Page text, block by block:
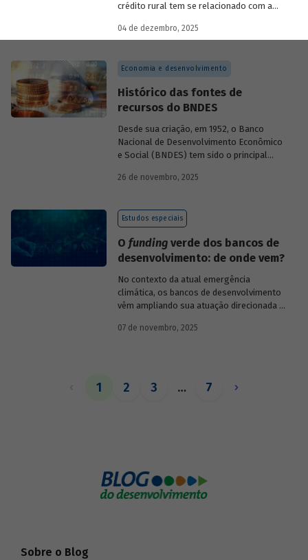
crédito rural tem se relacionado com a
papel desempenhado pelo BNDES.
04 de dezembro, 2025
Economia e desenvolvimento
Histórico das fontes de
recursos do BNDES
Desde sua criação, em 1952, o Banco
Nacional de Desenvolvimento Econômico
e Social (BNDES) tem sido o principal
brasileiro, ocupando um espaço central
momentos de crise, como as de 2008 e
da Covid-19, e no combate à emergência
entanto, são necessárias sólidas fontes
de recursos.
26 de novembro, 2025
Estudos especiais
O fundingverde dos bancos de
desenvolvimento: de onde vem?
No contexto da atual emergência
climática, os bancos de desenvolvimento
vêm ampliando sua atuação direcionada à
e, consequentemente, buscado novas
bancos de desenvolvimento, comparando
07 de novembro, 2025
1 2 3 … 7
Sobre o Blog